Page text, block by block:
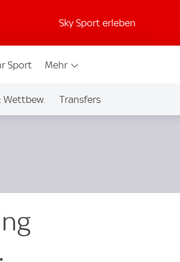
Sky Sport erleben
Sport Mehr
Wettbew. Transfers